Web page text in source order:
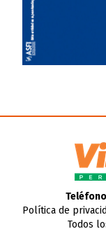
Política de
Todos